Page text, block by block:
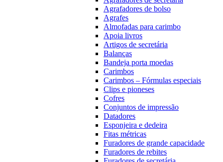
Agrafadores de bolso
Agrafes
Almofadas para carimbo
Apoia livros
Artigos de secretária
Balanças
Bandeja porta moedas
Carimbos
Carimbos – Fórmulas especiais
Clips e pioneses
Cofres
Conjuntos de impressão
Datadores
Esponjeira e dedeira
Fitas métricas
Furadores de grande capacidade
Furadores de rebites